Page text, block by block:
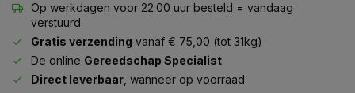
Op werkdagen voor 22.00 uur besteld = vandaag
verstuurd
Gratis verzending vanaf € 75,00 (tot 31kg)
De online Gereedschap Specialist
Direct leverbaar , wanneer op voorraad